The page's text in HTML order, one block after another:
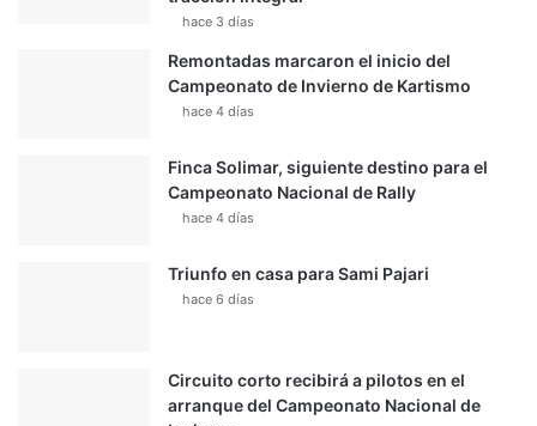
hace 3 días
Remontadas marcaron el inicio del
Campeonato de Invierno de Kartismo
hace 4 días
Finca Solimar, siguiente destino para el
Campeonato Nacional de Rally
hace 4 días
Triunfo en casa para Sami Pajari
hace 6 días
Circuito corto recibirá a pilotos en el
arranque del Campeonato Nacional de